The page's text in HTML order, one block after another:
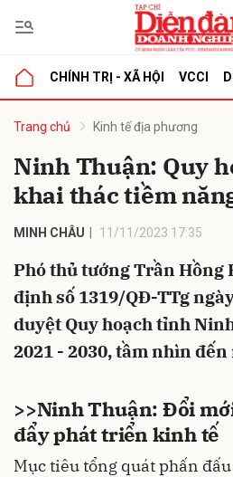
CHÍNH TRỊ - XÃ HỘI VCCI
Trang chủ Kinh tế địa phương
Ninh Thuận: Quy
khai thác tiềm
MINH CHÂU 11/11/2023 17:35
Phó thủ tướng Trần Hồng
định số 1319/QĐ-TTg
duyệt Quy hoạch tỉnh
2021 - 2030, tầm nhìn đến
>>Ninh Thuận: Đổi
đẩy phát triển kinh tế
Mục tiêu tổng quát phấn
luận